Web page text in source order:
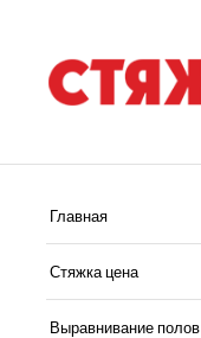
Главная
Стяжка цена
Выравнивание полов